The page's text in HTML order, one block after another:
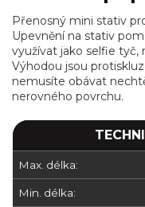
Přenosný mini stativ
Upevnění na stativ
využívat jako selfie tyč,
Výhodou jsou
nemusíte obávat
nerovného povrchu.
Max. délka:
Min. délka: